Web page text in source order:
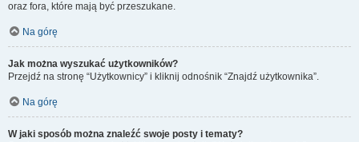
oraz fora, które mają być przeszukane.
Na górę
Jak można wyszukać użytkowników?
Przejdź na stronę “Użytkownicy” i kliknij odnośnik “Znajdź użytkownika”.
Na górę
W jaki sposób można znaleźć swoje posty i tematy?